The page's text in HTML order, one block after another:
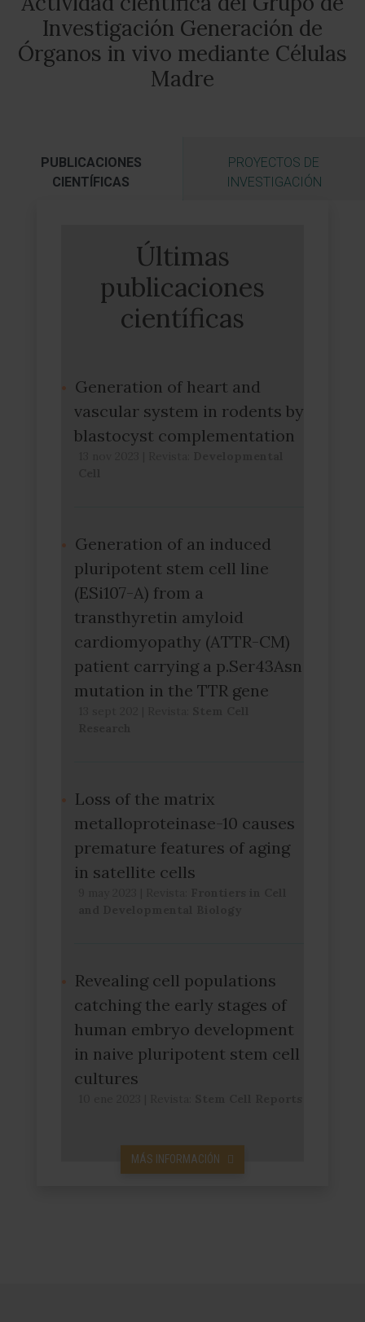
Investigación Generación de
Órganos in vivo mediante Células
Madre
PUBLICACIONES
CIENTÍFICAS
PROYECTOS DE
INVESTIGACIÓN
Últimas
publicaciones
científicas
Generation of heart and
vascular system in rodents by
blastocyst complementation
Generation of an induced
pluripotent stem cell line
(ESi107-A) from a
transthyretin amyloid
cardiomyopathy (ATTR-CM)
patient carrying a p.Ser43Asn
mutation in the TTR gene
Loss of the matrix
metalloproteinase-10 causes
premature features of aging
in satellite cells
Revealing cell populations
catching the early stages of
human embryo development
in naive pluripotent stem cell
cultures
MÁS INFORMACIÓN